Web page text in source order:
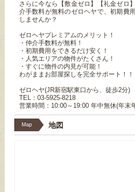
さらに今なら【敷金ゼロ】【礼金ゼロ
介手数料が無料のゼロヘヤで、初期費
しませんか？
ゼロヘヤプレミアムのメリット！
・仲介手数料が無料！
・初期費用をできるだけ安く！
・人気エリアの物件がたくさん！
・すぐに物件の内見が可能！
わがままお部屋探しを完全サポート！！
ゼロヘヤ(JR新宿駅東口から、徒歩2分)
TEL：03-5925-8218
営業時間：10:00～19:00 年中無休(年末
Map 地図